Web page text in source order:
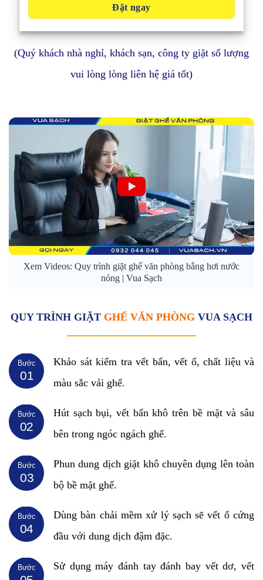
Đặt ngay
(Quý khách nhà nghỉ, khách sạn, công ty giặt số lượng
vui lòng lòng liên hệ giá tốt)
Xem Videos: Quy trình giặt ghế văn phòng bằng hơi nước
nóng | Vua Sạch
QUY TRÌNH GIẶT GHẾ VĂN PHÒNG VUA SẠCH
01
Bước
Khảo sát kiểm tra vết bẩn, vết ố, chất liệu và
màu sắc vải ghế.
02
Bước
Hút sạch bụi, vết bẩn khô trên bề mặt và sâu
bên trong ngóc ngách ghế.
03
Bước
Phun dung dịch giặt khô chuyên dụng lên toàn
bộ bề mặt ghế.
04
Bước
Dùng bàn chải mềm xử lý sạch sẽ vết ố cứng
đầu với dung dịch đậm đặc.
Bước Sử dụng máy đánh tay đánh bay vết dơ, vết